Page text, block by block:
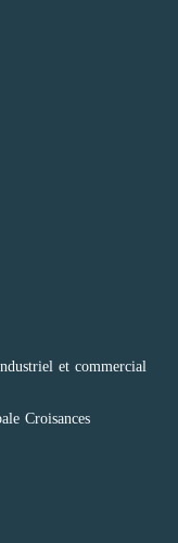
et commercial
Croisances